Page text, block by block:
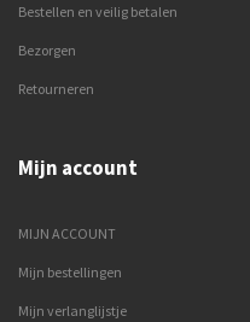
Bestellen en veilig betalen
Bezorgen
Retourneren
Mijn account
MIJN ACCOUNT
Mijn bestellingen
Mijn verlanglijstje